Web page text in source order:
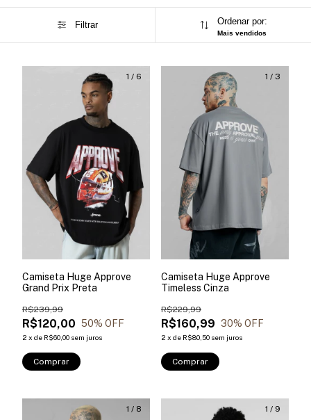
Filtrar Ordenar por:
Mais vendidos
1 / 6
Camiseta Huge Approve
Grand Prix Preta
R$120,00
R$239,99
50% OFF
2 x de R$60,00 sem juros
Comprar
1 / 3
Camiseta Huge Approve
Timeless Cinza
R$160,99
R$229,99
30% OFF
2 x de R$80,50 sem juros
Comprar
1 / 8 1 / 9